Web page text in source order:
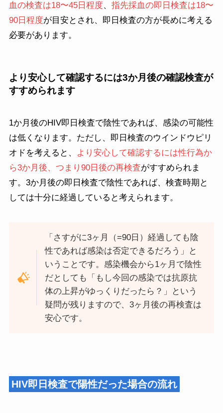
血の検査は18〜45日程度、 指先採血の即日検査は18〜
90日程度が目安とされ、即日検査の方が長めに考える
必要があります。
より安心して確認するには3か月後の確認検査が
すすめられます
1か月後のHIV即日検査で陰性であれば、感染の可能性
は低くなります。ただし、即日検査のウインドウピリ
オドを考えると、
より安心して確認するには性行為か
ら3か月後、つまり90日後の再検査がすすめられま
す。3か月後の即日検査で陰性であれば、検査時期と
しては十分に経過していると考えられます。
「さすがに3ヶ月（=90日）経過しても陰
性であれば感染は否定できるだろう」と
いうことです。感染機会から1ヶ月で陰性
だとしても「もし今回の感染では抗原抗
体の上昇がゆっくりだったら？」という
疑問が残りますので、3ヶ月後の再検査は
安心です。
HIV即日検査で陽性だった場合の流れ